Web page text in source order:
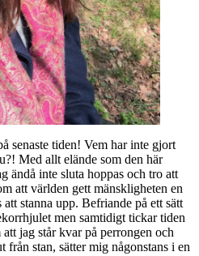
senaste tiden! Vem har inte gjort
Med allt elände som den här
ändå inte sluta hoppas och tro att
att världen gett mänskligheten en
stanna upp. Befriande på ett sätt
men samtidigt tickar tiden
jag står kvar på perrongen och
från stan, sätter mig någonstans i en